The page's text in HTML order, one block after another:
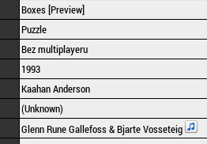
Boxes [Preview]
Puzzle
Bez multiplayeru
1993
Kaahan Anderson
(Unknown)
Glenn Rune Gallefoss & Bjarte Vosseteig